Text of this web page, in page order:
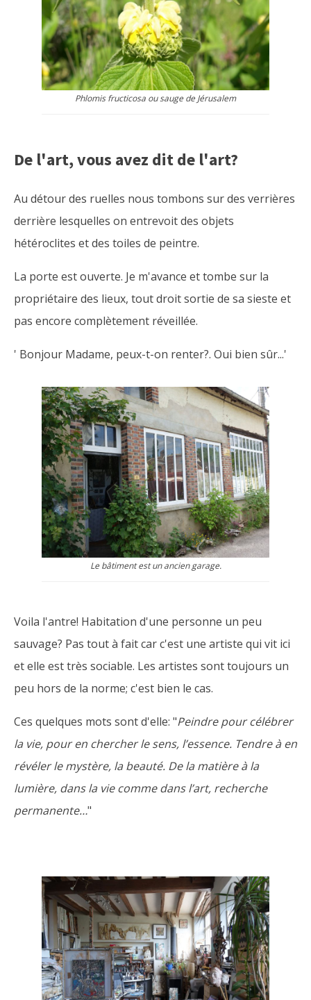
Phlomis fructicosa ou sauge de Jérusalem
De l'art, vous avez dit de l'art?
Au détour des ruelles nous tombons sur des verrières
derrière lesquelles on entrevoit des objets
hétéroclites et des toiles de peintre.
La porte est ouverte. Je m'avance et tombe sur la
propriétaire des lieux, tout droit sortie de sa sieste et
pas encore complètement réveillée.
' Bonjour Madame, peux-t-on renter?. Oui bien sûr...'
Le bâtiment est un ancien garage.
Voila l'antre! Habitation d'une personne un peu
sauvage? Pas tout à fait car c'est une artiste qui vit ici
et elle est très sociable. Les artistes sont toujours un
peu hors de la norme; c'est bien le cas.
Ces quelques mots sont d'elle: "Peindre pour célébrer
la vie, pour en chercher le sens, l’essence. Tendre à en
révéler le mystère, la beauté. De la matière à la
lumière, dans la vie comme dans l’art, recherche
permanente…"